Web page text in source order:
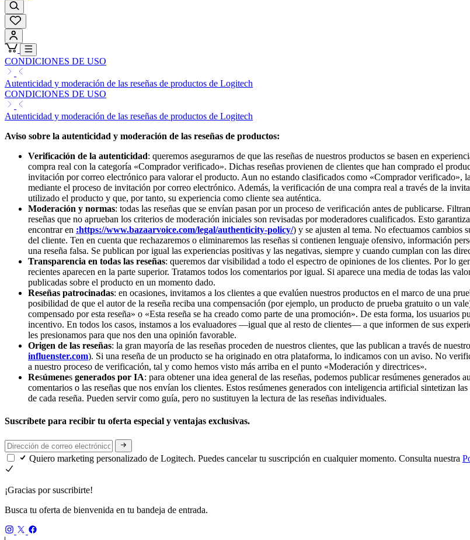
CONDICIONES DE USO
Autenticidad y moderación de las reseñas de productos de Logitech
CONDICIONES DE USO
Autenticidad y moderación de las reseñas de productos de Logitech
Aviso sobre la autenticidad y moderación de las reseñas de productos:
Verificación de la autenticidad: queremos asegurarnos de que las reseñas de nuestros productos se basen en
compra real con la categoría «Comprador verificado». Dichas reseñas provienen de clientes que han comprado el
invitación por correo electrónico para valorar el producto. Aun no estando clasificados como «Comprador verificado»,
mediante el proceso de invitación por correo electrónico. Además, la verificación de una compra real a través de la
utilizado el producto y que, por tanto, su experiencia como cliente sea auténtica.
Moderación y normas: todas las reseñas que se envían pasan por un proceso de verificación antes de publicarse.
reseñas que no aprueban los criterios de moderación iniciales son revisadas por moderadores cualificados. Esto
encontrar en :https://www.bazaarvoice.com/legal/authenticity-policy/) y se ajusten al tema. No efectuamos cambios
del cliente. Ten en cuenta que rechazaremos o eliminaremos las reseñas si contienen lenguaje ofensivo, información
una reseña falsa. Se publican por igual las experiencias positivas y las negativas, siempre y cuando cumplan con las
Transparencia en todas las reseñas: queremos dar visibilidad a todo el espectro de opiniones de los clientes. Por lo
recientes aparecen en la parte superior. Tratamos todos los comentarios por igual. Si aparece una media de todas las
publicadas sobre el producto en un momento dado.
Reseñas patrocinadas: en ocasiones, invitamos a los clientes a que evalúen nuestros productos en el marco de una
posibilidad de que el autor de la reseña reciba una compensación (por ejemplo, un producto de prueba gratuito o un
compensado por esta reseña» o «Esta reseña se ha creado como parte de una promoción». De esta forma, los usuarios
incentivo. En todos los casos, instamos a los evaluadores —igual que al resto de clientes— a que informen de sus
les presionamos para que nos den una opinión favorable.
Origen de las reseñas: la gran mayoría de las reseñas proceden de nuestros clientes, que las publican a través de
influenster.com). Si una reseña de un producto se ha originado en otra plataforma, lo indicamos con un aviso. No
a nuestro proceso de verificación, tal y como hemos visto más arriba en el punto «Moderación y directrices».
Resúmenes generados por IA: para obtener una idea general de las reseñas, podemos publicar resúmenes
comentarios o las reseñas que nos envían los clientes. Estos resúmenes generados con inteligencia artificial sintetizan
de cada reseña. Pueden servir como guía, pero no sustituyen la lectura de las reseñas individuales.
Suscríbete para recibir tu oferta especial y ventajas exclusivas.
Quiero marketing personalizado de Logitech. Puedes cancelar tu suscripción en cualquier momento. Consulta nuestra
¡Gracias por suscribirte!
Busca tu oferta de bienvenida en tu bandeja de entrada.